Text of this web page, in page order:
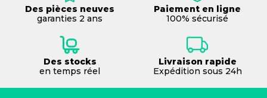
Des pièces neuves
garanties 2 ans
Paiement en ligne
100% sécurisé
Des stocks
en temps réel
Livraison rapide
Expédition sous 24h